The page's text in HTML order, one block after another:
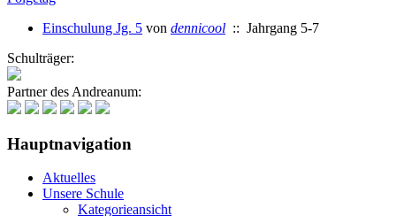
Einschulung Jg. 5 von dennicool :: Jahrgang 5-7
Schulträger:
Partner des Andreanum:
Hauptnavigation
Aktuelles
Unsere Schule
Kategorieansicht